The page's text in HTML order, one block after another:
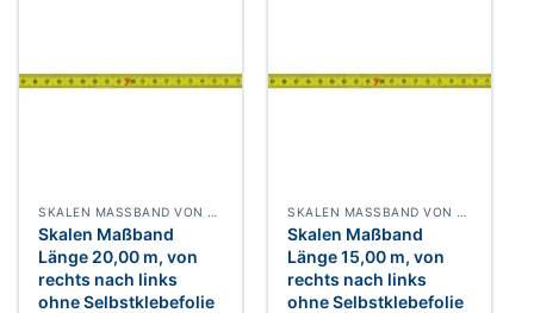
Skalen Maßband
Länge 20,00 m, von
rechts nach links
ohne Selbstklebefolie
Skalen Maßband
Länge 15,00 m, von
rechts nach links
ohne Selbstklebefolie